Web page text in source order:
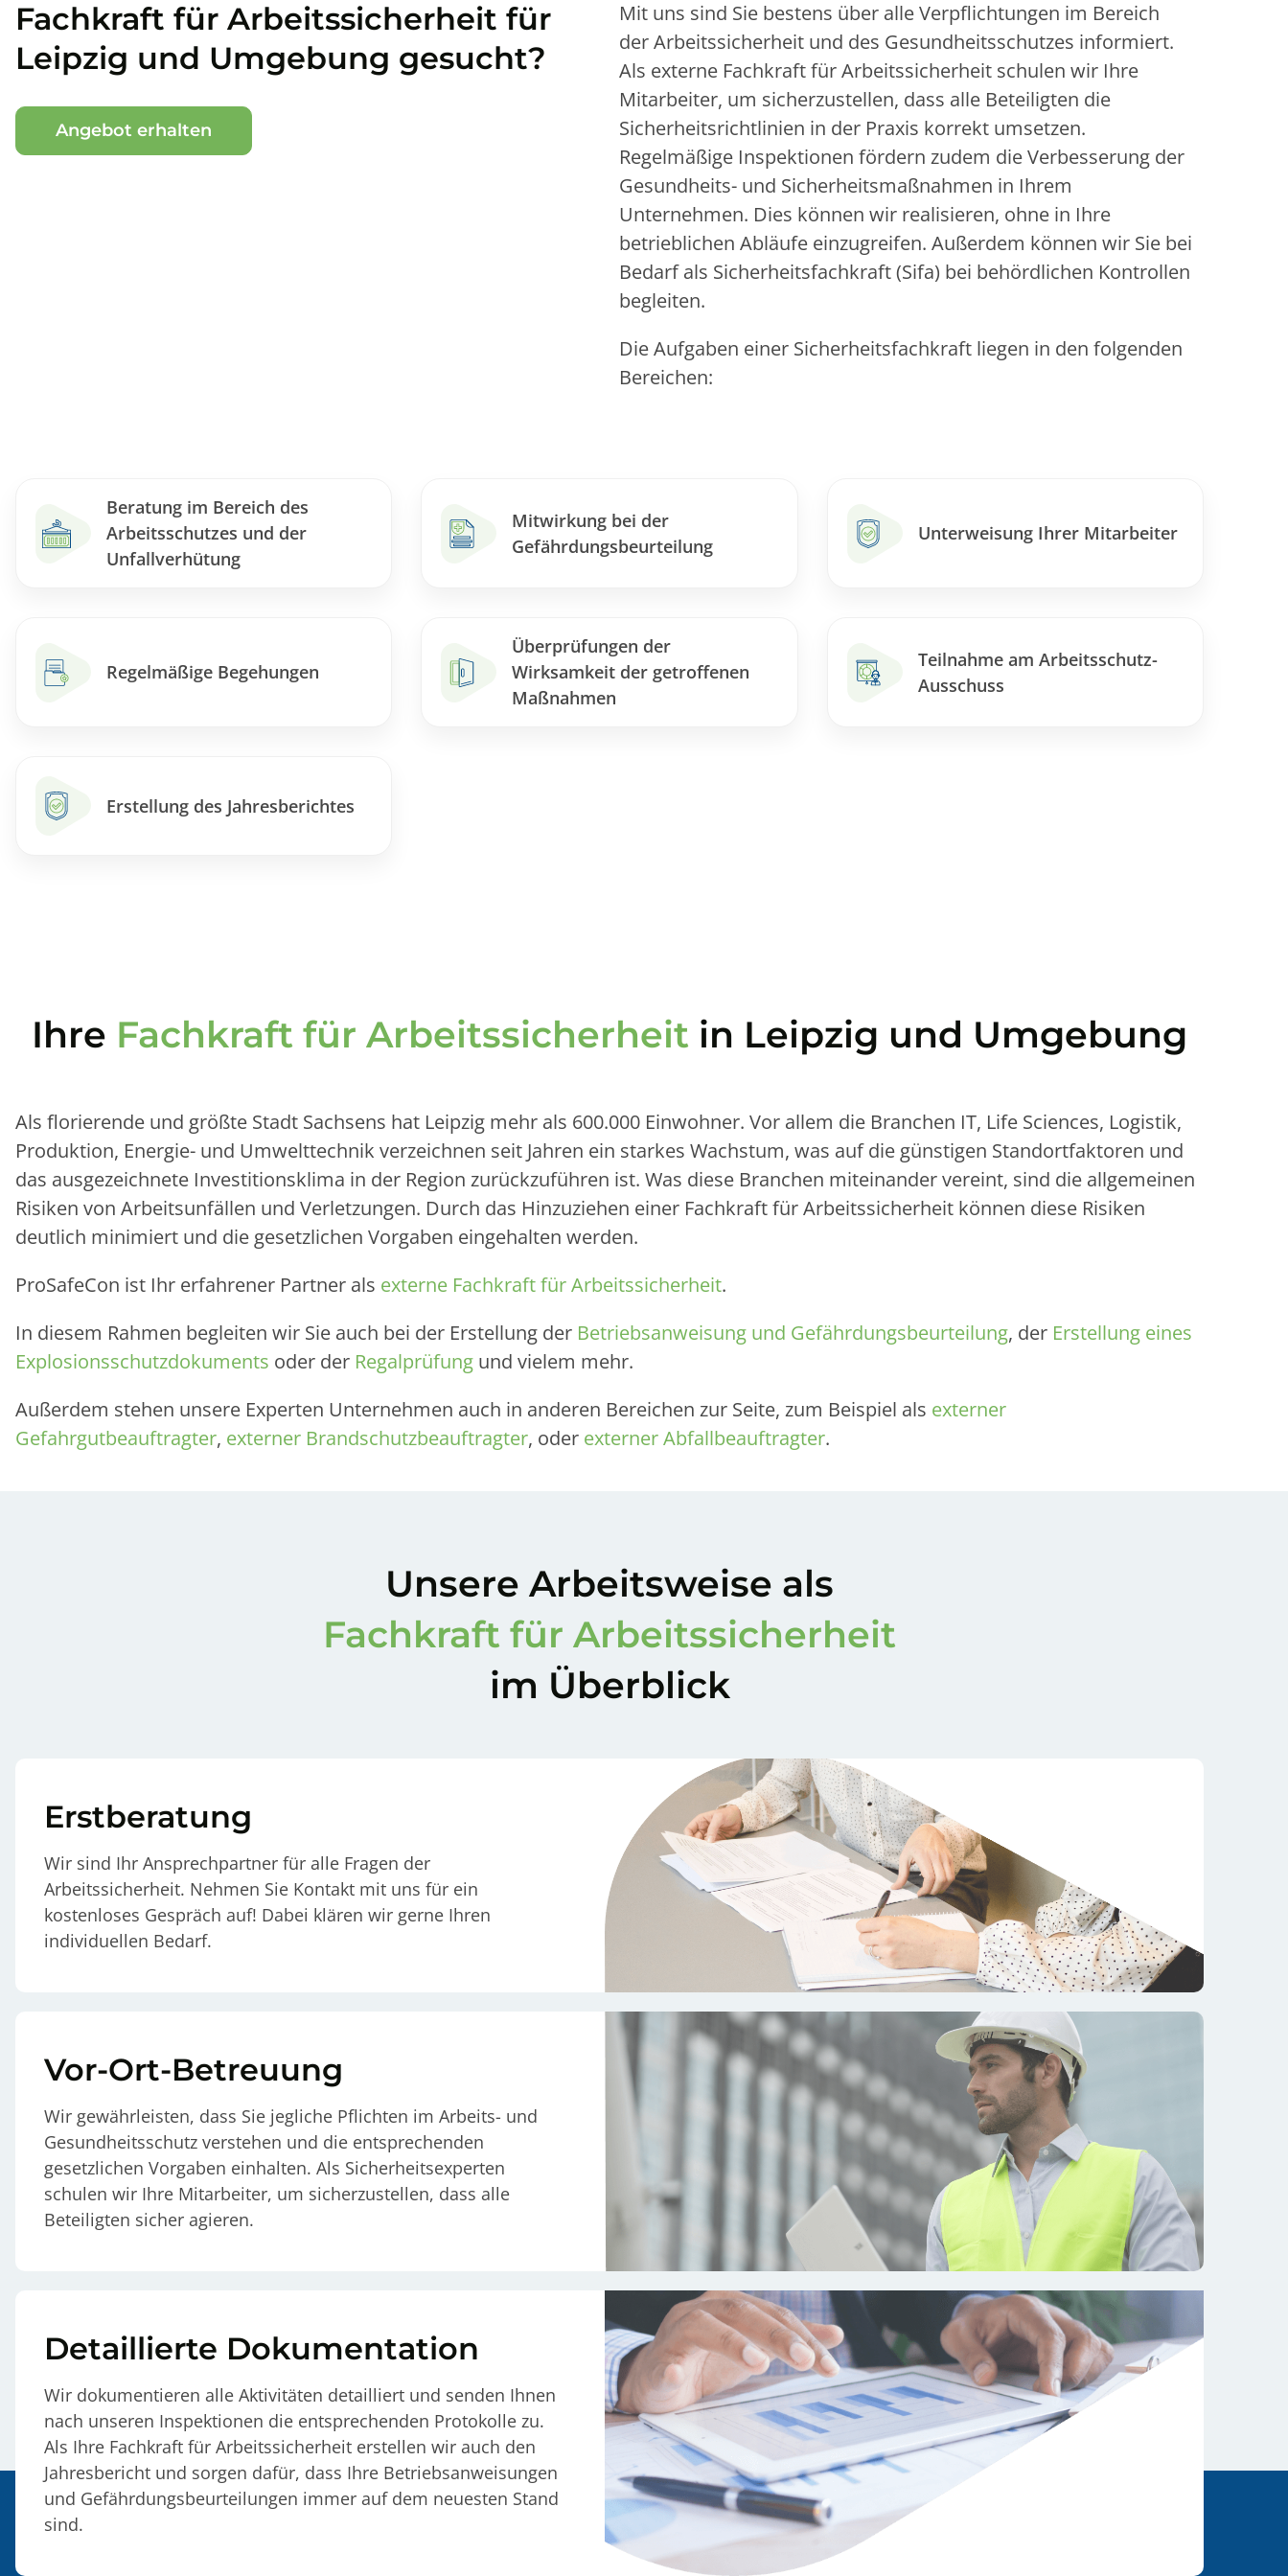
Fachkraft für Arbeitssicherheit für
Leipzig und Umgebung gesucht?
Angebot erhalten
Mit uns sind Sie bestens über alle Verpflichtungen im Bereich
der Arbeitssicherheit und des Gesundheitsschutzes informiert.
Als externe Fachkraft für Arbeitssicherheit schulen wir Ihre
Mitarbeiter, um sicherzustellen, dass alle Beteiligten die
Sicherheitsrichtlinien in der Praxis korrekt umsetzen.
Regelmäßige Inspektionen fördern zudem die Verbesserung der
Gesundheits- und Sicherheitsmaßnahmen in Ihrem
Unternehmen. Dies können wir realisieren, ohne in Ihre
betrieblichen Abläufe einzugreifen. Außerdem können wir Sie bei
Bedarf als Sicherheitsfachkraft (Sifa) bei behördlichen Kontrollen
begleiten.
Die Aufgaben einer Sicherheitsfachkraft liegen in den folgenden
Bereichen:
Beratung im Bereich des
Arbeitsschutzes und der
Unfallverhütung
Mitwirkung bei der
Gefährdungsbeurteilung
Unterweisung Ihrer Mitarbeiter
Regelmäßige Begehungen
Überprüfungen der
Wirksamkeit der getroffenen
Maßnahmen
Teilnahme am Arbeitsschutz-
Ausschuss
Erstellung des Jahresberichtes
Ihre Fachkraft für Arbeitssicherheit in Leipzig und Umgebung
Als florierende und größte Stadt Sachsens hat Leipzig mehr als 600.000 Einwohner. Vor allem die Branchen IT, Life Sciences, Logistik,
Produktion, Energie- und Umwelttechnik verzeichnen seit Jahren ein starkes Wachstum, was auf die günstigen Standortfaktoren und
das ausgezeichnete Investitionsklima in der Region zurückzuführen ist. Was diese Branchen miteinander vereint, sind die allgemeinen
Risiken von Arbeitsunfällen und Verletzungen. Durch das Hinzuziehen einer Fachkraft für Arbeitssicherheit können diese Risiken
deutlich minimiert und die gesetzlichen Vorgaben eingehalten werden.
ProSafeCon ist Ihr erfahrener Partner als externe Fachkraft für Arbeitssicherheit.
In diesem Rahmen begleiten wir Sie auch bei der Erstellung der Betriebsanweisung und Gefährdungsbeurteilung, der Erstellung eines
Explosionsschutzdokuments oder der Regalprüfung und vielem mehr.
Außerdem stehen unsere Experten Unternehmen auch in anderen Bereichen zur Seite, zum Beispiel als externer
Gefahrgutbeauftragter, externer Brandschutzbeauftragter, oder externer Abfallbeauftragter.
Unsere Arbeitsweise als
Fachkraft für Arbeitssicherheit
im Überblick
Erstberatung
Wir sind Ihr Ansprechpartner für alle Fragen der
Arbeitssicherheit. Nehmen Sie Kontakt mit uns für ein
kostenloses Gespräch auf! Dabei klären wir gerne Ihren
individuellen Bedarf.
Vor-Ort-Betreuung
Wir gewährleisten, dass Sie jegliche Pflichten im Arbeits- und
Gesundheitsschutz verstehen und die entsprechenden
gesetzlichen Vorgaben einhalten. Als Sicherheitsexperten
schulen wir Ihre Mitarbeiter, um sicherzustellen, dass alle
Beteiligten sicher agieren.
Detaillierte Dokumentation
Wir dokumentieren alle Aktivitäten detailliert und senden Ihnen
nach unseren Inspektionen die entsprechenden Protokolle zu.
Als Ihre Fachkraft für Arbeitssicherheit erstellen wir auch den
Jahresbericht und sorgen dafür, dass Ihre Betriebsanweisungen
und Gefährdungsbeurteilungen immer auf dem neuesten Stand
sind.